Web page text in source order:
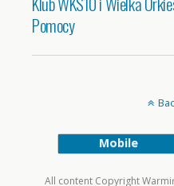
Pomocy
Mobile
All content Copyright